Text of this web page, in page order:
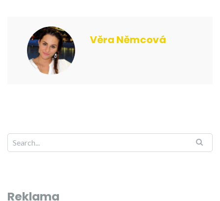
Věra Němcová
Reklama